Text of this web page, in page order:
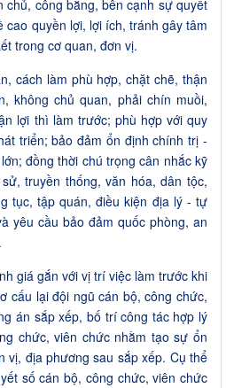
chủ, công bằng, bên cạnh sự quyết
cao quyền lợi, lợi ích, tránh gây tâm
trong cơ quan, đơn vị.
cách làm phù hợp, chặt chẽ, thận
không chủ quan, phải chín muồi,
lợi thì làm trước; phù hợp với quy
triển; bảo đảm ổn định chính trị -
đồng thời chú trọng cân nhắc kỹ
truyền thống, văn hóa, dân tộc,
tục, tập quán, điều kiện địa lý - tự
yêu cầu bảo đảm quốc phòng, an
giá gắn với vị trí việc làm trước khi
cấu lại đội ngũ cán bộ, công chức,
án sắp xếp, bố trí công tác hợp lý
chức, viên chức nhằm tạo sự ổn
vị, địa phương sau sắp xếp. Cụ thể
số cán bộ, công chức, viên chức